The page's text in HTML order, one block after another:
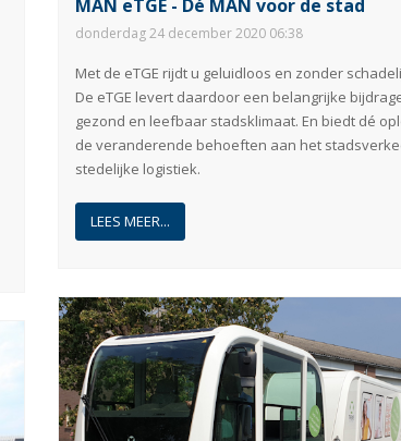
MAN eTGE - Dé MAN voor de stad
donderdag 24 december 2020 06:38
Met de eTGE rijdt u geluidloos en zonder
De eTGE levert daardoor een belangrijke
gezond en leefbaar stadsklimaat. En biedt dé
de veranderende behoeften aan het
stedelijke logistiek.
LEES MEER...